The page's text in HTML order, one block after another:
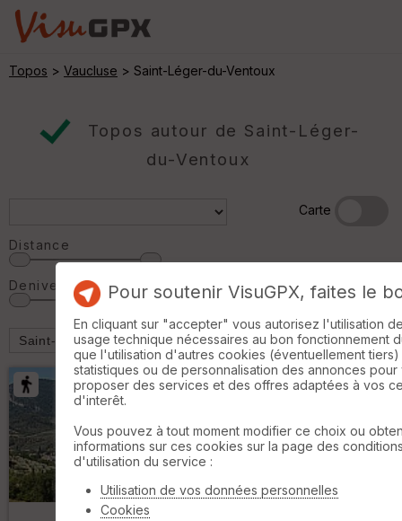
Topos > Vaucluse > Saint-Léger-du-Ventoux
Topos autour de Saint-Léger-
du-Ventoux
Carte
Distance
Denivelé
Les rochers de Sabouillon
Pour soutenir VisuGPX, faites le
En cliquant sur "accepter" vous autorisez l'utilisation
usage technique nécessaires au bon fonctionnement
que l'utilisation d'autres cookies (éventuellement
statistiques ou de personnalisation des annonces pour
proposer des services et des offres adaptées à vos
d'interêt.
Vous pouvez à tout moment modifier ce choix ou
informations sur ces cookies sur la page des
d'utilisation du service :
Utilisation de vos données personnelles
Cookies